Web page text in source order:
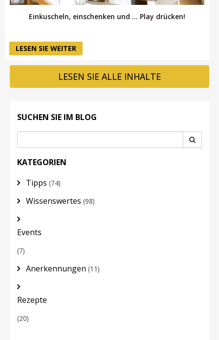
Einkuscheln, einschenken und … Play drücken!
LESEN SIE WEITER
LESEN SIE ALLE INHALTE
SUCHEN SIE IM BLOG
KATEGORIEN
Tipps (74)
Wissenswertes (98)
Events
(7)
Anerkennungen (11)
Rezepte
(20)